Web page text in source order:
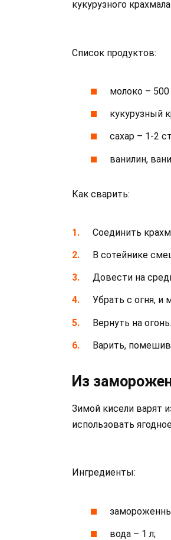
кукурузного
Список продуктов:
молоко –
кукурузный
сахар – 1-2
ванилин,
Как сварить:
Соединить
В сотейнике
Довести на
Убрать с огня, и
Вернуть на огонь.
Варить,
Из
Зимой кисели варят
использовать
Ингредиенты:
вода – 1 л;